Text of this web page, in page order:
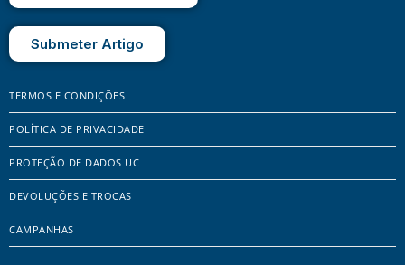
Submeter Artigo
TERMOS E CONDIÇÕES
POLÍTICA DE PRIVACIDADE
PROTEÇÃO DE DADOS UC
DEVOLUÇÕES E TROCAS
CAMPANHAS